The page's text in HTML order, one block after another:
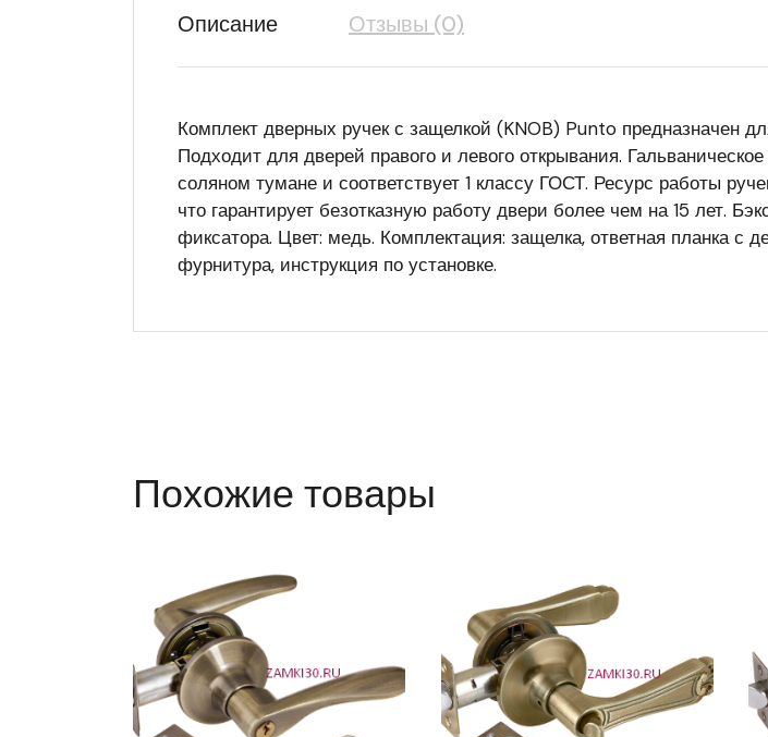
Описание Отзывы (0)
Комплект дверных ручек с защелкой (KNOB) Punto предназначен
Подходит для дверей правого и левого открывания.
соляном тумане и соответствует 1 классу ГОСТ. Ресурс работы
что гарантирует безотказную работу двери более чем на 15 лет.
фиксатора. Цвет: медь. Комплектация: защелка, ответная планка с
фурнитура, инструкция по установке.
Похожие товары